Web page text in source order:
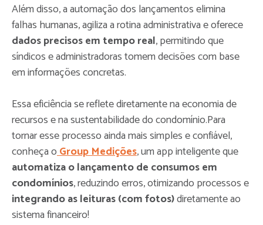
Além disso, a automação dos lançamentos elimina
falhas humanas, agiliza a rotina administrativa e oferece
dados precisos em tempo real, permitindo que
síndicos e administradoras tomem decisões com base
em informações concretas.
Essa eficiência se reflete diretamente na economia de
recursos e na sustentabilidade do condomínio.Para
tornar esse processo ainda mais simples e confiável,
conheça oGroup Medições, um app inteligente que
automatiza o lançamento de consumos em
condomínios, reduzindo erros, otimizando processos e
integrando as leituras (com fotos)diretamente ao
sistema financeiro!